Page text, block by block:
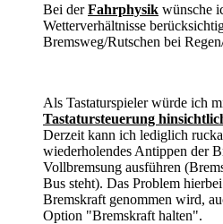
Bei derFahrphysik wünsche
Wetterverhältnisse
Bremsweg/Rutschen bei
Als Tastaturspieler würde ich
Tastatursteuerung
Derzeit kann ich lediglich
wiederholendes Antippen der
Vollbremsung ausführen
Bus steht). Das Problem
Bremskraft genommen wird,
Option "Bremskraft halten".